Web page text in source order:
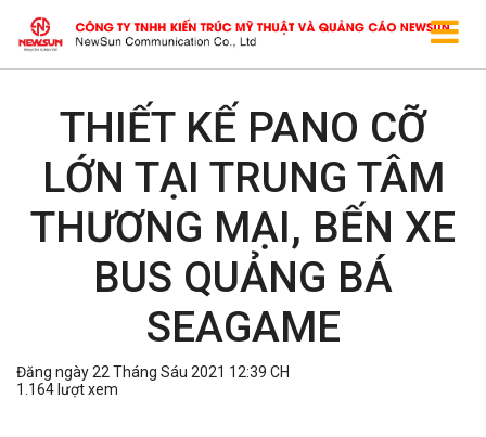
THIẾT KẾ PANO CỠ
LỚN TẠI TRUNG TÂM
THƯƠNG MẠI, BẾN XE
BUS QUẢNG BÁ
SEAGAME
Đăng ngày 22 Tháng Sáu 2021 12:39 CH
1.164 lượt xem